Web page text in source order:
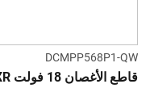
DCMPP568P1-QW
قاطع الأغصان 18 فولت XR